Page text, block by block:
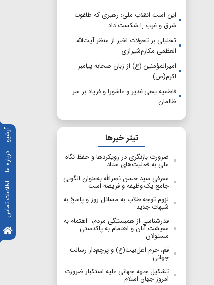
آرشیو
درباره ما
اطلاعات تماس
این است انقلاب ملی: رهبری که طاغوت
شرق و غرب را شکست داد
تحلیلی بر تحولات اخیر از منظر آیت‌الله
العظمی مکارم‌شیرازی
امیرالمؤمنین (ع) از زبان صحابه پیامبر
اکرم(ص)
فاطمیه یعنی غدیر و عاشورا و فریاد بر سر
ظالمان
تیتر خبرها
ضرورت بازنگری در رویکردها و حفظ نگاه
ملی به فعالیت‌های ستاد
معرفی سید حسن نصرالله به‌عنوان الگویی
جامع یک وظیفه و فریضه است
لزوم توجه طلاب به مسائل روز و پاسخ به
شبهات جدید
قدرشناسی از همبستگی مردم، اهتمام به
معیشت آنان و اهتمام به پاکدستی
مسئولان
قم، حرم اهل‌بیت(ع) و پرچم‌دار رسالت
جهانی
تشکیل جبهه جهانی علیه استکبار ضرورت
امروز جهان اسلام